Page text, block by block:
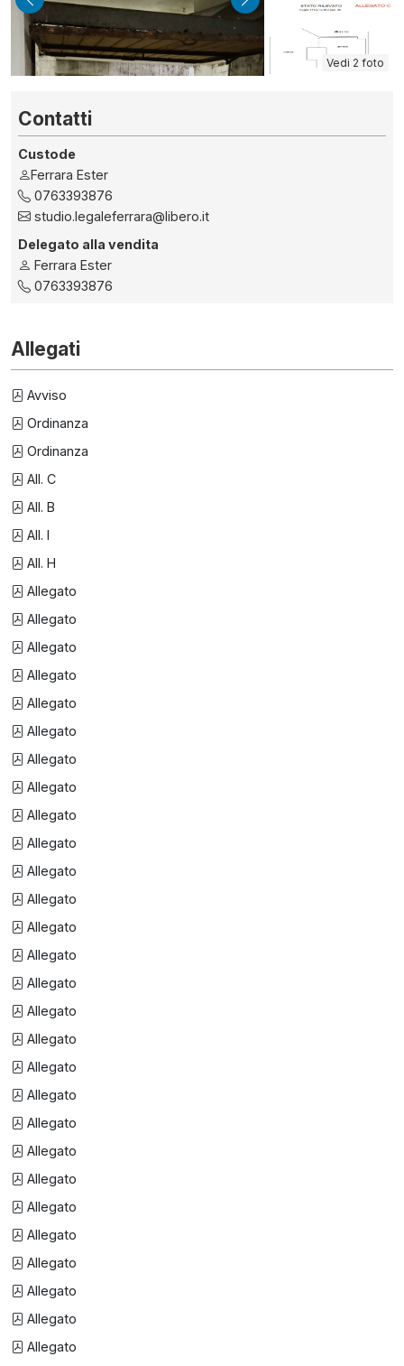
indietro avanti
Vedi 2 foto
Contatti
Custode
Ferrara Ester
0763393876
studio.legaleferrara@libero.it
Delegato alla vendita
Ferrara Ester
0763393876
Allegati
Avviso
Ordinanza
Ordinanza
All. C
All. B
All. I
All. H
Allegato
Allegato
Allegato
Allegato
Allegato
Allegato
Allegato
Allegato
Allegato
Allegato
Allegato
Allegato
Allegato
Allegato
Allegato
Allegato
Allegato
Allegato
Allegato
Allegato
Allegato
Allegato
Allegato
Allegato
Allegato
Allegato
Allegato
Allegato